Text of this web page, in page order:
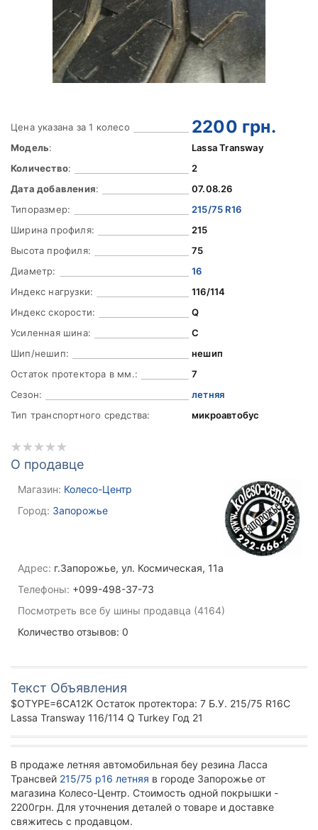
Цена указана за 1 колесо 2200 грн.
Модель:
Lassa Transway
Количество:
2
Дата добавления:
07.08.26
Типоразмер:
215/75 R16
Ширина профиля:
215
Высота профиля:
75
Диаметр:
16
Индекс нагрузки:
116/114
Индекс скорости:
Q
Усиленная шина:
C
Шип/нешип:
нешип
Остаток протектора в мм.:
7
Сезон:
летняя
Тип транспортного средства:
микроавтобус
О продавце
Магазин: Колесо-Центр
Город: Запорожье
Адрес: г.Запорожье, ул. Космическая, 11а
Телефоны: +099-498-37-73
Посмотреть все бу шины продавца (4164)
Количество отзывов: 0
Текст Объявления
$OTYPE=6CA12K Остаток протектора: 7 Б.У. 215/75 R16C
Lassa Transway 116/114 Q Turkey Год 21
В продаже летняя автомобильная беу резина Ласса
Трансвей 215/75 р16 летняя в городе Запорожье от
магазина Колесо-Центр. Стоимость одной покрышки -
2200грн. Для уточнения деталей о товаре и доставке
свяжитесь с продавцом.